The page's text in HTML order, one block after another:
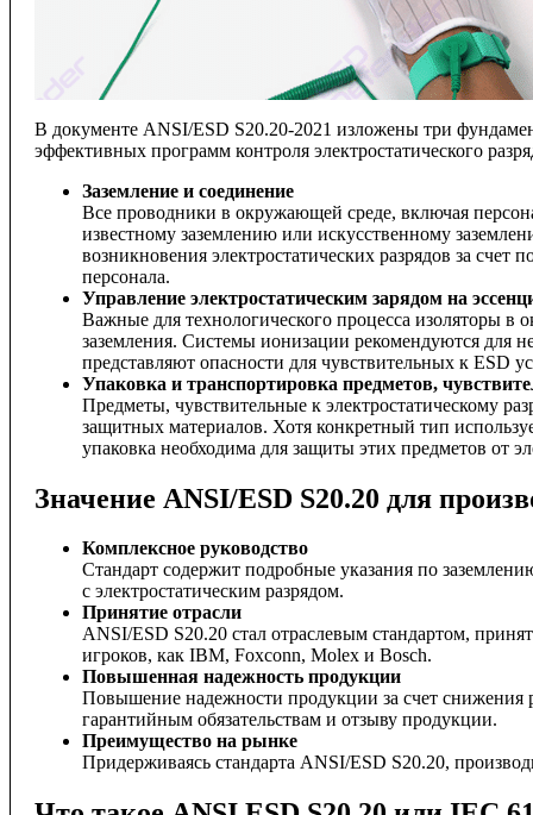
В документе ANSI/ESD S20.20-2021 изложены три
эффективных программ контроля электростатического
Заземление и соединение
Все проводники в окружающей среде, включая
известному заземлению или искусственному
возникновения электростатических разрядов за счет
персонала.
Управление электростатическим зарядом на
Важные для технологического процесса изоляторы в
заземления. Системы ионизации рекомендуются для
представляют опасности для чувствительных к ESD
Упаковка и транспортировка предметов,
Предметы, чувствительные к электростатическому
защитных материалов. Хотя конкретный тип
упаковка необходима для защиты этих предметов от
Значение ANSI/ESD S20.20 для
Комплексное руководство
Стандарт содержит подробные указания по
с электростатическим разрядом.
Принятие отрасли
ANSI/ESD S20.20 стал отраслевым стандартом,
игроков, как IBM, Foxconn, Molex и Bosch.
Повышенная надежность продукции
Повышение надежности продукции за счет снижения
гарантийным обязательствам и отзыву продукции.
Преимущество на рынке
Придерживаясь стандарта ANSI/ESD S20.20,